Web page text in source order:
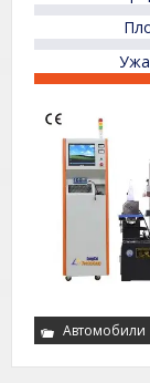
Автомобили